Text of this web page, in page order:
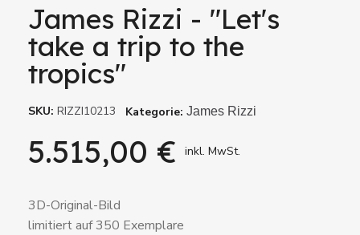
James Rizzi - "Let's
take a trip to the
tropics"
SKU RIZZI10213 Kategorie James Rizzi
5.515,00 € inkl. MwSt.
3D-Original-Bild
limitiert auf 350 Exemplare